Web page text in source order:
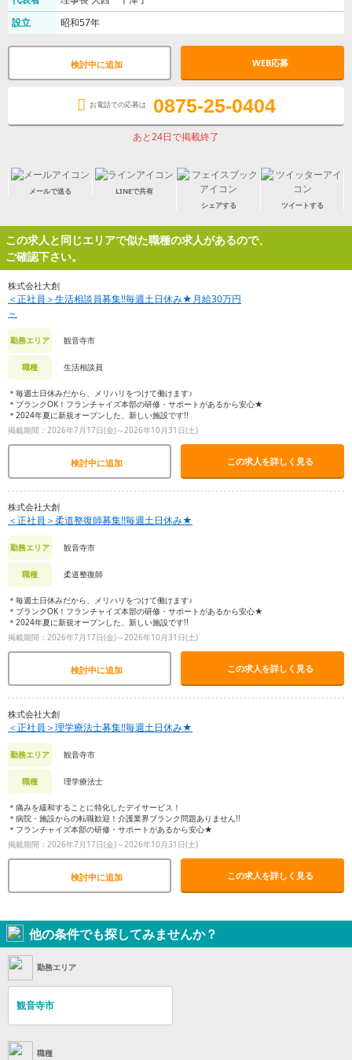
設立
昭和57年
検討中に追加 WEB応募
お電話での応募は 0875-25-0404
あと24日で掲載終了
メールで送る
LINEで共有
シェアする
ツイートする
この求人と同じエリアで似た職種の求人があるので、
ご確認下さい。
株式会社大創
＜正社員＞生活相談員募集!!毎週土日休み★月給30万円
～
勤務エリア 観音寺市
職種 生活相談員
＊毎週土日休みだから、メリハリをつけて働けます♪
＊ブランクOK！フランチャイズ本部の研修・サポートがあるから安心★
＊2024年夏に新規オープンした、新しい施設です!!
掲載期間：2026年7月17日(金)～2026年10月31日(土)
検討中に追加 この求人を詳しく見る
株式会社大創
＜正社員＞柔道整復師募集!!毎週土日休み★
勤務エリア 観音寺市
職種 柔道整復師
＊毎週土日休みだから、メリハリをつけて働けます♪
＊ブランクOK！フランチャイズ本部の研修・サポートがあるから安心★
＊2024年夏に新規オープンした、新しい施設です!!
掲載期間：2026年7月17日(金)～2026年10月31日(土)
検討中に追加 この求人を詳しく見る
株式会社大創
＜正社員＞理学療法士募集!!毎週土日休み★
勤務エリア 観音寺市
職種 理学療法士
＊痛みを緩和することに特化したデイサービス！
＊病院・施設からの転職歓迎！介護業界ブランク問題ありません!!
＊フランチャイズ本部の研修・サポートがあるから安心★
掲載期間：2026年7月17日(金)～2026年10月31日(土)
検討中に追加 この求人を詳しく見る
他の条件でも探してみませんか？
勤務エリア
観音寺市
職種